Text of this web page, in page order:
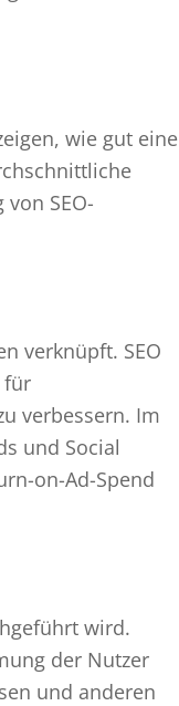
wie gut eine
SEO-
verknüpft. SEO
für
verbessern. Im
und Social
on-Ad-Spend
wird.
der Nutzer
und anderen